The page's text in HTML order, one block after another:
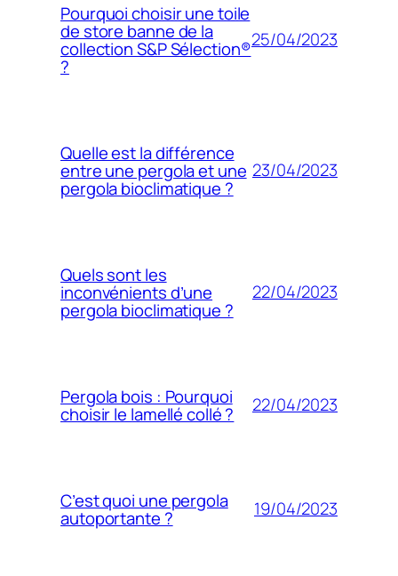
Pourquoi choisir une toile
de store banne de la
collection S&P Sélection®
?
25/04/2023
Quelle est la différence
entre une pergola et une
pergola bioclimatique ?
23/04/2023
Quels sont les
inconvénients d’une
pergola bioclimatique ?
22/04/2023
Pergola bois : Pourquoi
choisir le lamellé collé ? 22/04/2023
C’est quoi une pergola
autoportante ? 19/04/2023